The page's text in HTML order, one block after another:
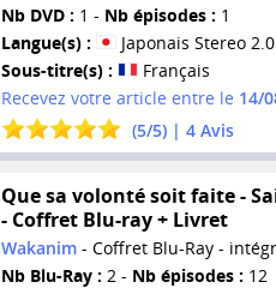
Nb DVD : 1 - Nb épisodes : 1
Langue(s) :
Japonais Stereo 2.0
Sous-titre(s) :
Français
Recevez votre article entre le 14/
(5/5) | 4Avis
Que sa volonté soit faite -
- Coffret Blu-ray + Livret
Wakanim- Coffret Blu-Ray -
Nb Blu-Ray : 2 - Nb épisodes : 12